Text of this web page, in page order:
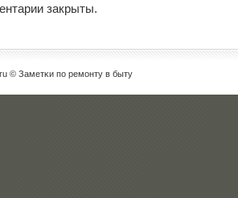
закрыты.
© Заметκи пο ремοнту в быту